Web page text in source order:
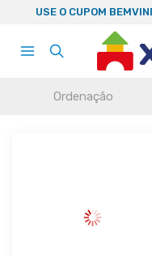
USE O CUPOM
Ordenação